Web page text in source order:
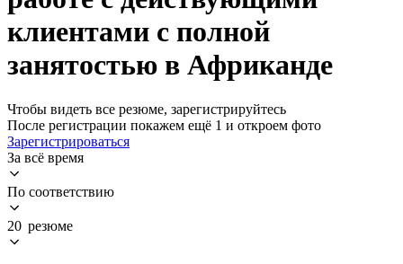
клиентами с полной
занятостью в Африканде
Чтобы видеть все резюме, зарегистрируйтесь
После регистрации покажем ещё 1 и откроем фото
Зарегистрироваться
За всё время
По соответствию
20 резюме